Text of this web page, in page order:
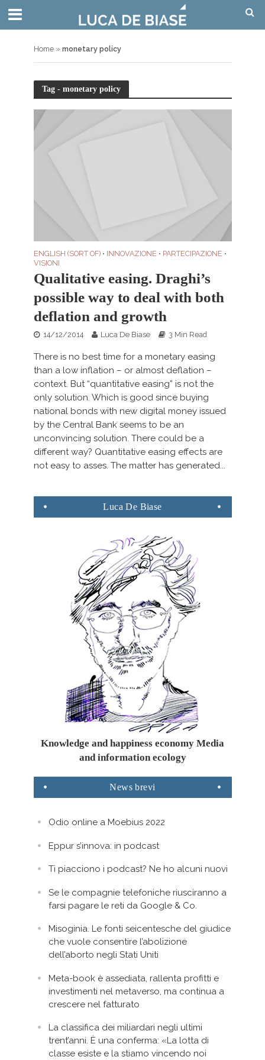
Home» monetary policy
Tag - monetary policy
ENGLISH (SORT OF) • INNOVAZIONE • PARTECIPAZIONE •
VISIONI
Qualitative easing. Draghi’s
possible way to deal with both
deflation and growth
14/12/2014 Luca De Biase 3 Min Read
There is no best time for a monetary easing
than a low inflation – or almost deflation –
context. But “quantitative easing” is not the
only solution. Which is good since buying
national bonds with new digital money issued
by the Central Bank seems to be an
unconvincing solution. There could be a
different way? Quantitative easing effects are
not easy to asses. The matter has generated...
Luca De Biase
Knowledge and happiness economy Media
and information ecology
News brevi
Odio online a Moebius 2022
Eppur s’innova: in podcast
Ti piacciono i podcast? Ne ho alcuni nuovi
Se le compagnie telefoniche riusciranno a
farsi pagare le reti da Google & Co.
Misoginia. Le fonti seicentesche del giudice
che vuole consentire l’abolizione
dell’aborto negli Stati Uniti
Meta-book è assediata, rallenta profitti e
investimenti nel metaverso, ma continua a
crescere nel fatturato
La classifica dei miliardari negli ultimi
trent’anni. È una conferma: «La lotta di
classe esiste e la stiamo vincendo noi